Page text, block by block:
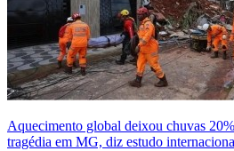
Aquecimento global deixou chuvas
tragédia em MG, diz estudo